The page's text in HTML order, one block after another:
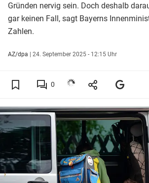
Gründen nervig sein. Doch deshalb
gar keinen Fall, sagt Bayerns
Zahlen.
AZ/dpa | 24. September 2025 - 12:15 Uhr
0